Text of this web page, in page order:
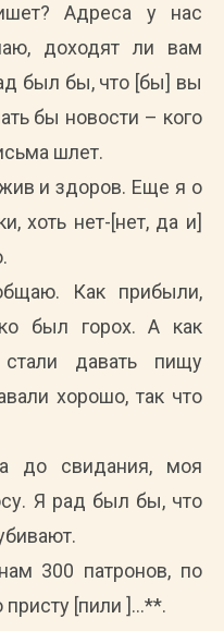
Адреса у нас
доходят ли вам
был бы, что [бы] вы
бы новости – кого
шлет.
и здоров. Еще я о
хоть нет-[нет, да и]
Как прибыли,
был горох. А как
давать пищу
хорошо, так что
до свидания, моя
Я рад был бы, что
300 патронов, по
присту [пили ]…**.